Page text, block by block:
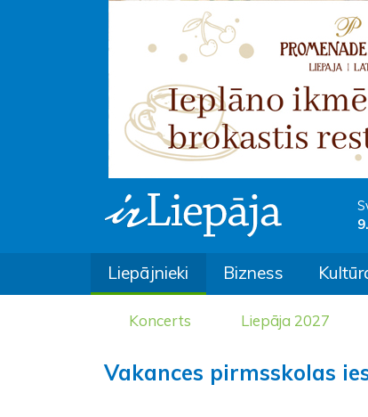
Liepājnieki Bizness
Koncerts Liepāja 2027
Vakances pirmsskolas